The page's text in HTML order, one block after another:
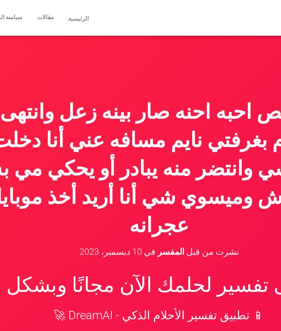
الرئيسية مقالات سياسة
احنه صار بينه زعل
بغرفتي نايم مسافه عني أنا
وانتضر منه يبادر أو يحكي
وميسوي شي أنا أريد أخذ
عجرانه
نشرت من قبل المفسر في 10 ديسمبر، 2023
لحلمك الآن مجانًا
📱 تطبيق تفسير الأحلام الذكي - DreamAI 🚀